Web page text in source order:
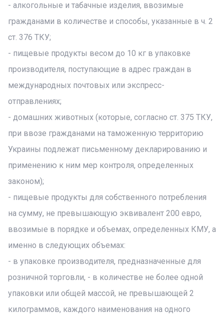
- алкогольные и табачные изделия, ввозимые
гражданами в количестве и способы, указанные в ч. 2
ст. 376 ТКУ;
- пищевые продукты весом до 10 кг в упаковке
производителя, поступающие в адрес граждан в
международных почтовых или экспресс-
отправлениях;
- домашних животных (которые, согласно ст. 375 ТКУ,
при ввозе гражданами на таможенную территорию
Украины подлежат письменному декларированию и
применению к ним мер контроля, определенных
законом);
- пищевые продукты для собственного потребления
на сумму, не превышающую эквивалент 200 евро,
ввозимые в порядке и объемах, определенных КМУ, а
именно в следующих объемах:
- в упаковке производителя, предназначенные для
розничной торговли, - в количестве не более одной
упаковки или общей массой, не превышающей 2
килограммов, каждого наименования на одного